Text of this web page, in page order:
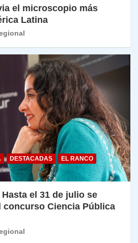
el microscopio más
Latina
DESTACADAS
EL RANCO
el 31 de julio se
concurso Ciencia Pública